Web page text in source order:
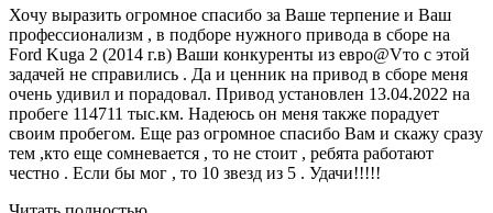
Хочу выразить огромное спасибо за Ваше терпение и Ваш
профессионализм , в подборе нужного привода в сборе на
Ford Kuga 2 (2014 г.в) Ваши конкуренты из евро@Vто с этой
задачей не справились . Да и ценник на привод в сборе меня
очень удивил и порадовал. Привод установлен 13.04.2022 на
пробеге 114711 тыс.км. Надеюсь он меня также порадует
своим пробегом. Еще раз огромное спасибо Вам и скажу сразу
тем ,кто еще сомневается , то не стоит , ребята работают
честно . Если бы мог , то 10 звезд из 5 . Удачи!!!!!